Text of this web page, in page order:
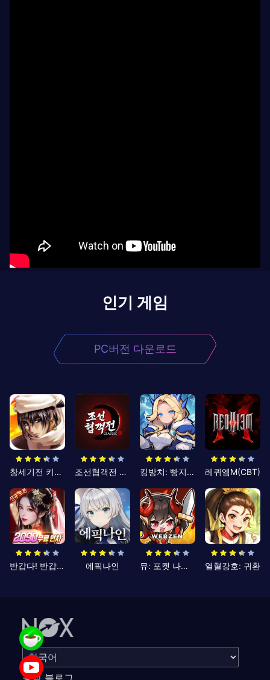
인기 게임
PC버전 다운로드
창세기전 키우기 조선협객전 클래식 킹방치: 빵지의 제왕 레퀴엠M(CBT)
반갑다! 반갑삼국지 에픽나인 뮤: 포켓 나이츠 열혈강호: 귀환
공식 블로그